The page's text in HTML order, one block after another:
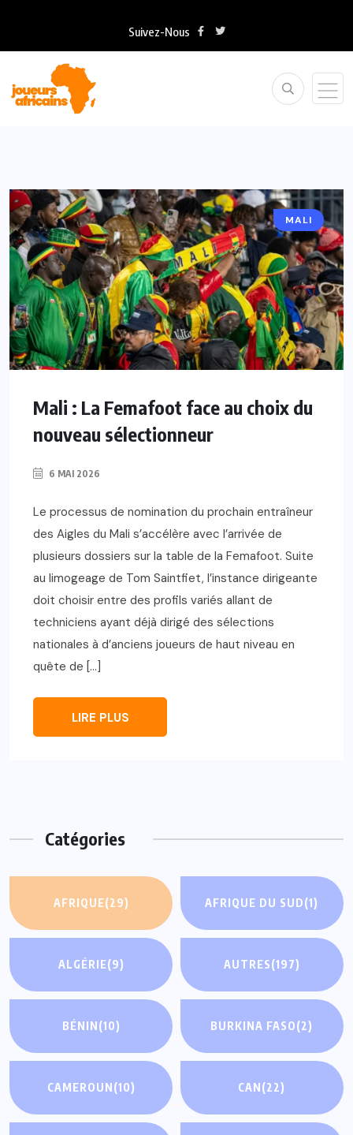
Suivez-Nous
MALI
Mali : La Femafoot face au choix du
nouveau sélectionneur
6 MAI 2026
Le processus de nomination du prochain entraîneur
des Aigles du Mali s’accélère avec l’arrivée de
plusieurs dossiers sur la table de la Femafoot. Suite
au limogeage de Tom Saintfiet, l’instance dirigeante
doit choisir entre des profils variés allant de
techniciens ayant déjà dirigé des sélections
nationales à d’anciens joueurs de haut niveau en
quête de […]
LIRE PLUS
Catégories
AFRIQUE(29) AFRIQUE DU SUD(1)
ALGÉRIE(9) AUTRES(197)
BÉNIN(10) BURKINA FASO(2)
CAMEROUN(10) CAN(22)